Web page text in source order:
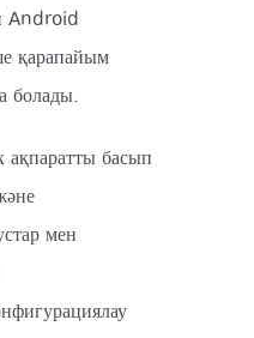
Android
қарапайым
болады.
ақпаратты басып
мен